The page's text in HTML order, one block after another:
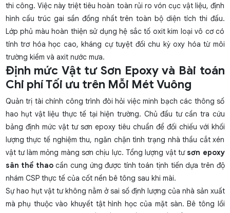
thi công. Việc này triệt tiêu hoàn toàn rủi ro vón cục vật liệu, định
hình cấu trúc gai sần đồng nhất trên toàn bộ diện tích thi đấu.
Lớp phủ màu hoàn thiện sử dụng hệ sắc tố oxit kim loại vô cơ có
tính trơ hóa học cao, kháng cự tuyệt đối chu kỳ oxy hóa từ môi
trường kiềm và axit nước mưa.
Định mức Vật tư Sơn Epoxy và Bài toán
Chi phí Tối ưu trên Mỗi Mét Vuông
Quản trị tài chính công trình đòi hỏi việc minh bạch các thông số
hao hụt vật liệu thực tế tại hiện trường. Chủ đầu tư cần tra cứu
bảng định mức vật tư sơn epoxytiêu chuẩn để đối chiếu với khối
lượng thực tế nghiệm thu, ngăn chặn tình trạng nhà thầu cắt xén
vật tư làm mỏng màng sơn chịu lực. Tổng lượng vật tư sơn epoxy
sân thể thaocần cung ứng được tính toán tịnh tiến dựa trên độ
nhám CSP thực tế của cốt nền bê tông sau khi mài.
Sự hao hụt vật tư không nằm ở sai số định lượng của nhà sản xuất
mà phụ thuộc vào khuyết tật hình học của mặt sàn. Bê tông lồi